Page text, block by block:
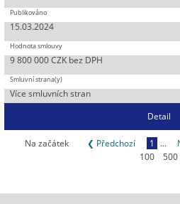
15.03.2024
9 800 000 CZK bez DPH
Více smluvních stran
Detail
Na začátek ❮ Předchozí 1 ...
100
500